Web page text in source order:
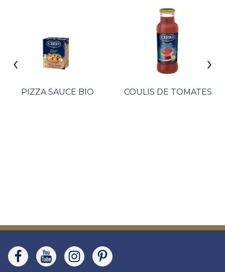
PIZZA SAUCE BIO COULIS DE TOMATES
‹ ›